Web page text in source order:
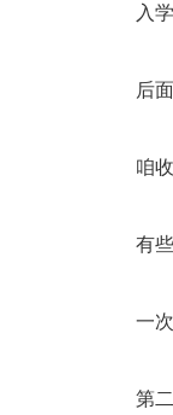
入
后
咱
有
一
第